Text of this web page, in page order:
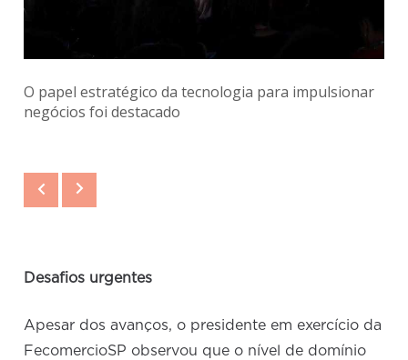
O papel estratégico da tecnologia para impulsionar
negócios foi destacado
Desafios urgentes
Apesar dos avanços, o presidente em exercício da
FecomercioSP observou que o nível de domínio